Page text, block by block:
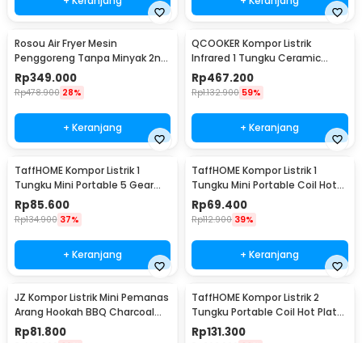
Rosou Air Fryer Mesin
Penggoreng Tanpa Minyak 2nd
Edition 2.5L OA2 - OA2
Rp349.000
Rp478.900 28%
+ Keranjang
QCOOKER Kompor Listrik
Infrared 1 Tungku Ceramic
Stove 2000W - CR-DT01
Rp467.200
Rp1.132.900 59%
+ Keranjang
TaffHOME Kompor Listrik 1
Tungku Mini Portable 5 Gear
Hot Plate 1000W - H1-1000-57
Rp85.600
Rp134.900 37%
+ Keranjang
TaffHOME Kompor Listrik 1
Tungku Mini Portable Coil Hot
Plate 1000W - SHP-5701
Rp69.400
Rp112.900 39%
+ Keranjang
JZ Kompor Listrik Mini Pemanas
Arang Hookah BBQ Charcoal
Burner 500W - ZD-A016
Rp81.800
TaffHOME Kompor Listrik 2
Tungku Portable Coil Hot Plate
2000W - C2-2000-58
Rp131.300